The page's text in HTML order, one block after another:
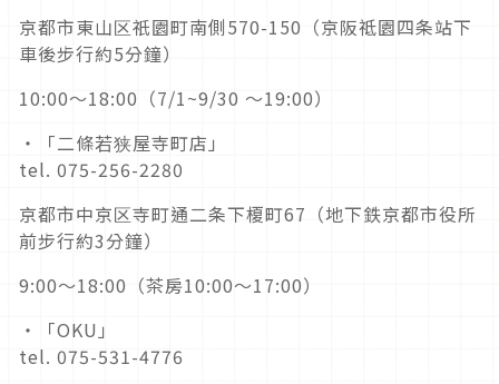
京都市東山区祇園町南側570-150（京阪祗園四条站下
車後步行約5分鐘）
10:00～18:00（7/1~9/30 ～19:00）
・「二條若狭屋寺町店」
tel. 075-256-2280
京都市中京区寺町通二条下榎町67（地下鉄京都市役所
前步行約3分鐘）
9:00～18:00（茶房10:00～17:00）
・「OKU」
tel. 075-531-4776